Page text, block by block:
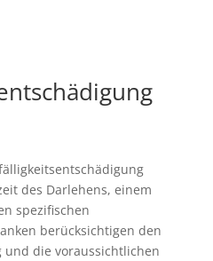
des Darlehens, einem
spezifischen
berücksichtigen den
und die voraussichtlichen